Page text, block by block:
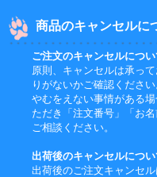
商品のキャンセルに
ご注文のキャンセルについ
原則、キャンセルは承っ
りがないかご確認ください
やむをえない事情がある
ただき「注文番号」「お
ご相談ください。
出荷後のキャンセルについ
出荷後のご注文キャンセル